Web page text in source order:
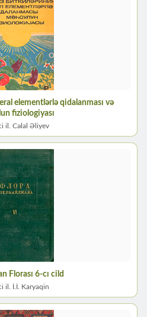
elementlərlə qidalanması və
fiziologiyası
il. Cəlal Əliyev
Florası 6-cı cild
il. İ.İ. Karyaqin